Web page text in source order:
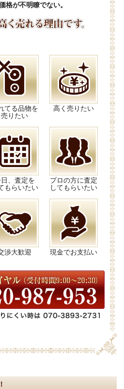
格が不明瞭でない。
てる品物を
売りたい
高く売りたい
、査定を
もらいたい
プロの方に査定
してもらいたい
渉大歓迎 現金でお支払い